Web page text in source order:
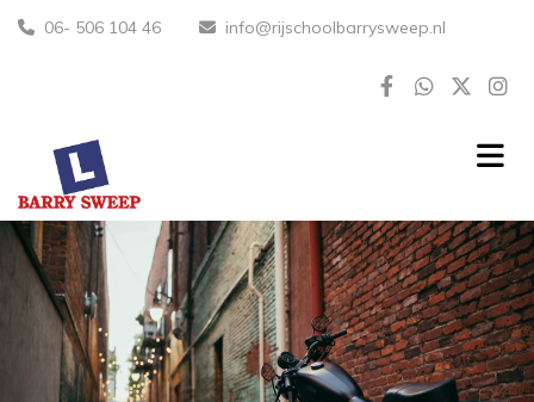
 06- 506 104 46  info@rijschoolbarrysweep.nl